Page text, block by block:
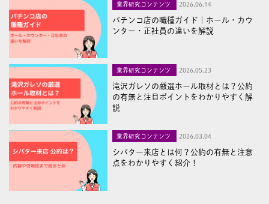
業界研究コンテンツ 2026,06,14
パチンコ店の職種ガイド｜ホール・カウ
ンター・正社員の違いを解説
業界研究コンテンツ 2026,05,23
滝沢ガレソの厳選ホール取材とは？公約
の有無と注目ポイントをわかりやすく解
説
業界研究コンテンツ 2026,03,04
シバター来店とは何？公約の有無と注意
点をわかりやすく紹介！